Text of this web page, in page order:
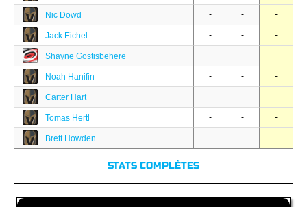
Nic Dowd - - -
Jack Eichel - - -
Shayne Gostisbehere - - -
Noah Hanifin - - -
Carter Hart - - -
Tomas Hertl - - -
Brett Howden - - -
STATS COMPLÈTES